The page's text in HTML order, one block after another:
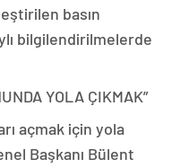
basın
bilgilendirilmelerde
YOLA ÇIKMAK”
açmak için yola
Başkanı Bülent